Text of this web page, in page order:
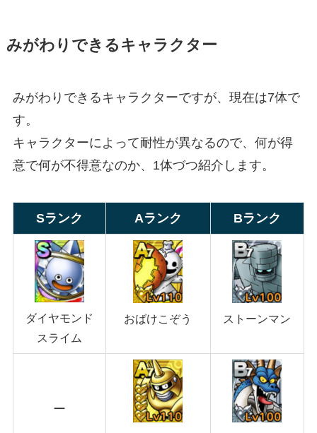
みがわりできるキャラクター
みがわりできるキャラクターですが、現在は7体で
す。
キャラクターによって耐性が異なるので、何が得
意で何が不得意なのか、1体づつ紹介します。
Sランク Aランク Bランク
ダイヤモンド
スライム
おばけこぞう ストーンマン
ー